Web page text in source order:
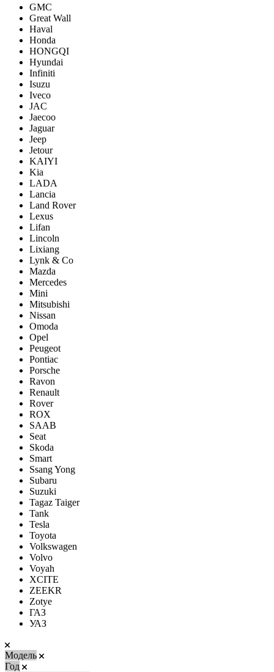
GMC
Great Wall
Haval
Honda
HONGQI
Hyundai
Infiniti
Isuzu
Iveco
JAC
Jaecoo
Jaguar
Jeep
Jetour
KAIYI
Kia
LADA
Lancia
Land Rover
Lexus
Lifan
Lincoln
Lixiang
Lynk & Co
Mazda
Mercedes
Mini
Mitsubishi
Nissan
Omoda
Opel
Peugeot
Pontiac
Porsсhe
Ravon
Renault
Rover
ROX
SAAB
Seat
Skoda
Smart
Ssang Yong
Subaru
Suzuki
Tagaz Taiger
Tank
Tesla
Toyota
Volkswagen
Volvo
Voyah
XCITE
ZEEKR
Zotye
ГАЗ
УАЗ
Модель
Год